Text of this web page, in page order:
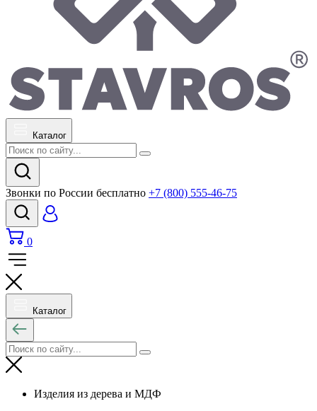
Каталог
Звонки по России бесплатно +7 (800) 555-46-75
0
Каталог
Изделия из дерева и МДФ